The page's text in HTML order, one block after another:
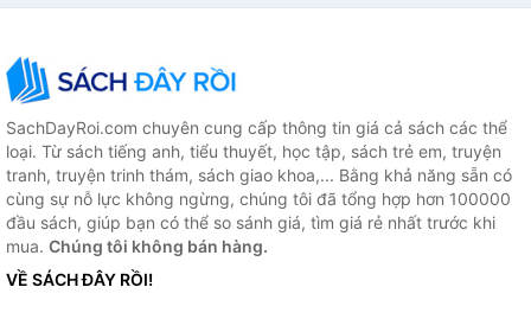
SachDayRoi.com chuyên cung cấp thông tin giá cả sách các thể
loại. Từ sách tiếng anh, tiểu thuyết, học tập, sách trẻ em, truyện
tranh, truyện trinh thám, sách giao khoa,... Bằng khả năng sẵn có
cùng sự nỗ lực không ngừng, chúng tôi đã tổng hợp hơn 100000
đầu sách, giúp bạn có thể so sánh giá, tìm giá rẻ nhất trước khi
mua. Chúng tôi không bán hàng.
VỀ SÁCH ĐÂY RỒI!